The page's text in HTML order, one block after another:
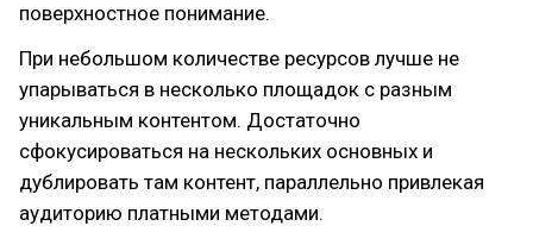
поверхностное понимание.
При небольшом количестве ресурсов лучше не
упарываться в несколько площадок с разным
уникальным контентом. Достаточно
сфокусироваться на нескольких основных и
дублировать там контент, параллельно привлекая
аудиторию платными методами.